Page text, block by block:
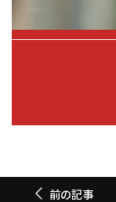
前の記事